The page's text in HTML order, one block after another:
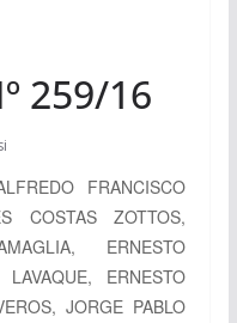
259/16
FRANCISCO
COSTAS ZOTTOS,
ERNESTO
ERNESTO
JORGE PABLO